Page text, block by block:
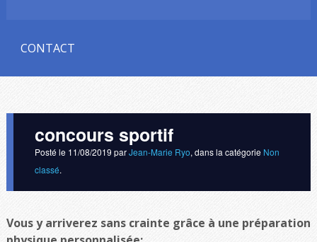
CONTACT
concours sportif
Posté le 11/08/2019 parJean-Marie Ryo, dans la catégorie Non
classé.
Vous y arriverez sans crainte grâce à une préparation